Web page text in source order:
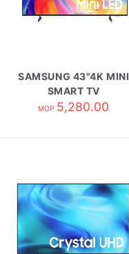
SAMSUNG 43"4K MINI
SMART TV
UA43M70HAJXZK
MOP 5,280.00